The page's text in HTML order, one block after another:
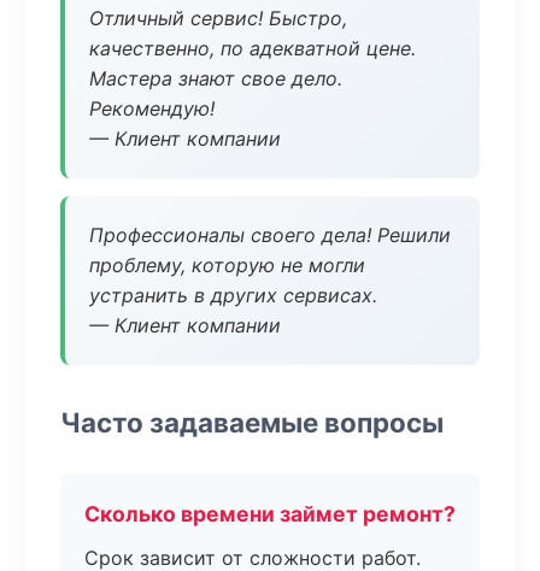
Отличный сервис! Быстро,
качественно, по адекватной цене.
Мастера знают свое дело.
Рекомендую!
— Клиент компании
Профессионалы своего дела! Решили
проблему, которую не могли
устранить в других сервисах.
— Клиент компании
Часто задаваемые вопросы
Сколько времени займет ремонт?
Срок зависит от сложности работ.